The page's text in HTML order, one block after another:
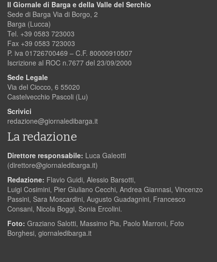
Il Giornale di Barga e della Valle del Serchio
Sede di Barga Via di Borgo, 2
Barga (Lucca)
Tel. +39 0583 723003
Fax +39 0583 723003
P. iva 01726700469 – C.F. 80000910507
Iscrizione al ROC n.7677 del 23/09/2000
Sede Legale
Via del Ciocco, 6 55020
Castelvecchio Pascoli (Lu)
Scrivici
redazione@giornaledibarga.it
La redazione
Direttore responsabile: Luca Galeotti
(direttore@giornaledibarga.it)
Redazione: Flavio Guidi, Alessio Barsotti,
Luigi Cosimini, Pier Giuliano Cecchi, Andrea Giannasi, Vincenzo
Passini, Sara Moscardini, Augusto Guadagnini, Francesco
Consani, Nicola Boggi, Sonia Ercolini.
Foto: Graziano Salotti, Massimo Pia, Paolo Marroni, Foto
Borghesi, giornaledibarga.it